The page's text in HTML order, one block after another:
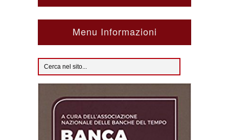
Menu Informazioni